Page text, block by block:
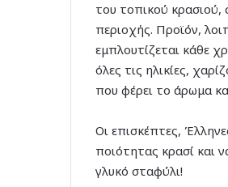
του τοπικού
περιοχής. Προϊόν,
εμπλουτίζεται κάθε
όλες τις ηλικίες,
που φέρει το άρωμα
Οι επισκέπτες,
ποιότητας κρασί και
γλυκό σταφύλι!